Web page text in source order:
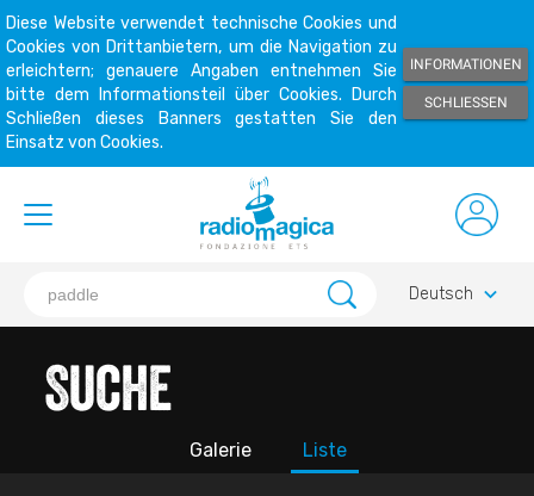
Diese Website verwendet technische Cookies und
Cookies von Drittanbietern, um die Navigation zu
erleichtern; genauere Angaben entnehmen Sie
bitte dem Informationsteil über Cookies. Durch
Schließen dieses Banners gestatten Sie den
Einsatz von Cookies.
INFORMATIONEN
SCHLIESSEN
Deutsch keyboard_arrow_down
Suche
Galerie Liste